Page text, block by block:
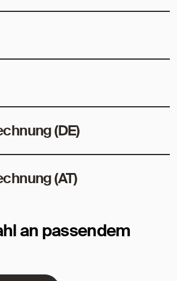
(DE)
(AT)
an passendem